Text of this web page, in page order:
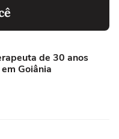
de 30 anos
Goiânia